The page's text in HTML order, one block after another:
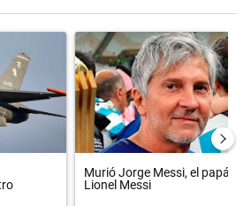
con el título "Los aviones F 16
Un artículo de tendencia con el
Murió Jorge Messi, el papá de
Lionel Messi